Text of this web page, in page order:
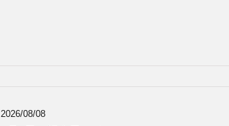
2026/08/08